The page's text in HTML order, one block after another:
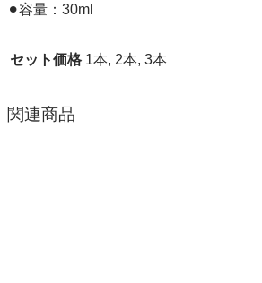
⚫︎容量：30ml
セット価格 1本, 2本, 3本
関連商品